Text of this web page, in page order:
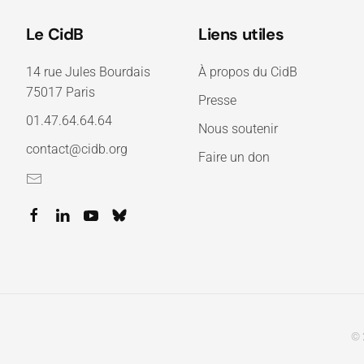
Le CidB
14 rue Jules Bourdais
75017 Paris
01.47.64.64.64
contact@cidb.org
Liens utiles
À propos du CidB
Presse
Nous soutenir
Faire un don
©